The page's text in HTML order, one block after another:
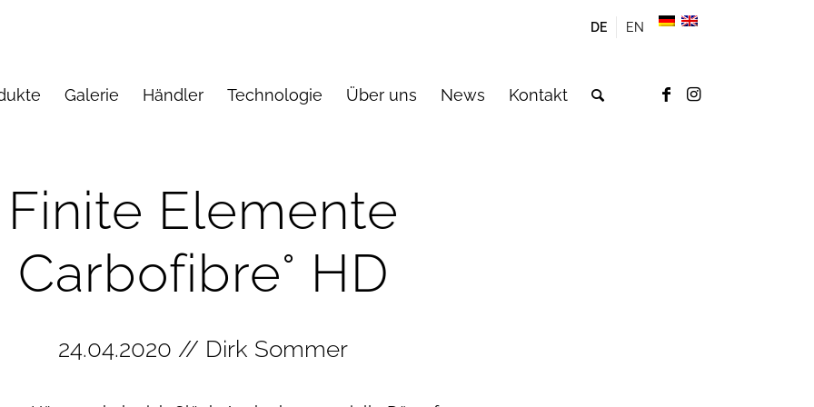
DE EN
Galerie Händler Technologie Über uns News Kontakt
Finite Elemente
Carbofibre° HD
24.04.2020 // Dirk Sommer